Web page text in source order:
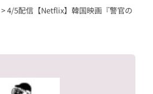
>4/5配信【Netflix】韓国映画『警官の